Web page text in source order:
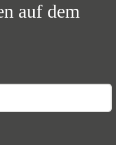
auf dem